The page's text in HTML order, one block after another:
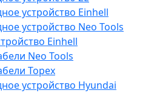
устройство Einhell
устройство Neo Tools
Einhell
Neo Tools
Topex
устройство Hyundai